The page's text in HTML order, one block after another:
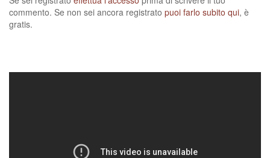
commento. Se non sei ancora registrato puoi farlo subito qui, è
gratis.